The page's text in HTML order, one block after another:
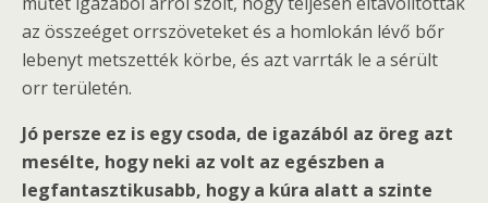
az összeéget orrszöveteket és a homlokán lévő bőr
lebenyt metszették körbe, és azt varrták le a sérült
orr területén.
Jó persze ez is egy csoda, de igazából az öreg azt
mesélte, hogy neki az volt az egészben a
legfantasztikusabb, hogy a kúra alatt a szinte